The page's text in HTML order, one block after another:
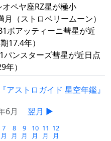
ペヤ座RZ星が極小
（ストロベリームーン）
ボアッティーニ彗星が近
17.4年）
パンスターズ彗星が近日点
年）
『アストロガイド 星空年鑑』
6月 翌月 ▶
7
月
8
月
9
月
10
月
11
月
12
月